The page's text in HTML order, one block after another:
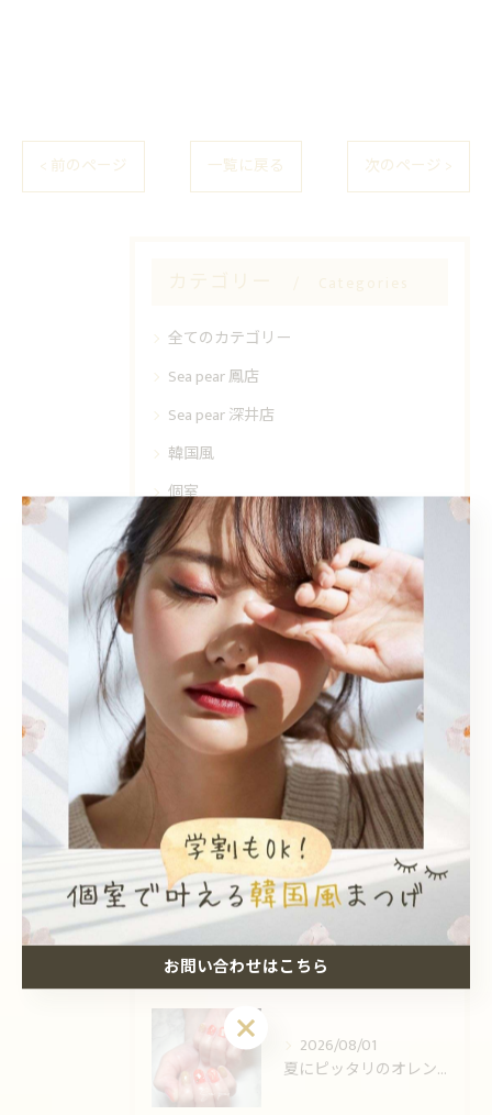
< 前のページ 一覧に戻る 次のページ >
カテゴリー Categories
全てのカテゴリー
Sea pear 鳳店
Sea pear 深井店
韓国風
個室
エクステ
眉毛ワックス
学割
最近の投稿 Recent Posts
2026/08/05
LDカール✨️
2026/08/03
当店ではまつげメニューとネイルの同時施術可能です！
2026/08/01
夏にピッタリのオレンジ💅
お問い合わせはこちら
お問い合わせはこちら